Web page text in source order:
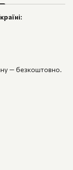
— безкоштовно.